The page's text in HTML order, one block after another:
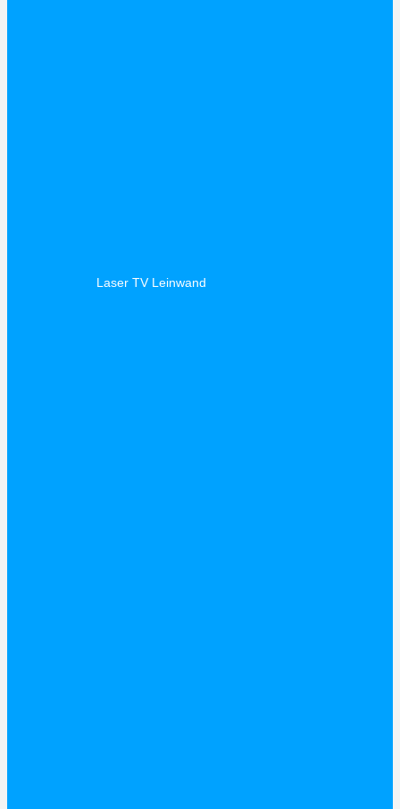
Laser TV Leinwand